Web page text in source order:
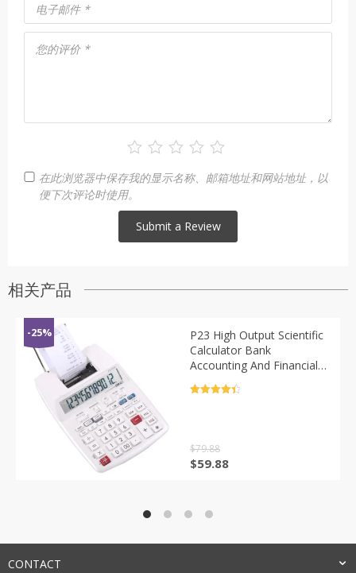
您的评价 *
电子邮件 *
在此浏览器中保存我的显示名称、邮箱地址和网站地址，以
便下次评论时使用。
相关产品
-25%
P23 High Output Scientific
Calculator Bank
Accounting And Financial
Color Code Printer
$79.88
原
$59.88当
CONTACT